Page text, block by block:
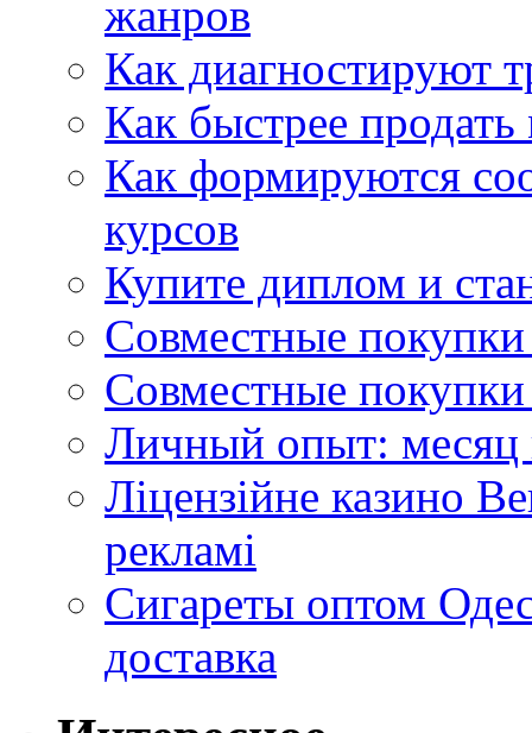
жанров
Как диагностируют
Как быстрее
Как формируются
курсов
Купите диплом и
Совместные
Совместные покупки
Личный опыт: месяц
Ліцензійне казино
рекламі
Сигареты оптом
доставка